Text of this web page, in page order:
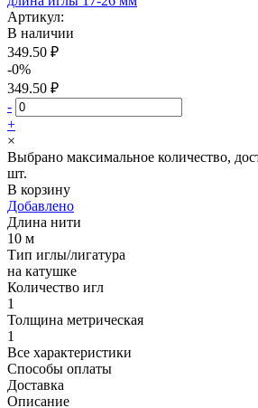
Артикул:
В наличии
349.50 ₽
-0%
349.50 ₽
-
+
×
Выбрано максимальное количество,
шт.
В корзину
Добавлено
Длина нити
10 м
Тип иглы/лигатура
на катушке
Количество игл
1
Толщина метрическая
1
Все характеристики
Способы оплаты
Доставка
Описание